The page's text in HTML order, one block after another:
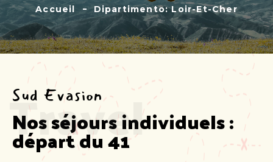
Accueil Dipartimento: Loir-Et-Cher
Travel
Sud Evasion
Nos séjours individuels :
départ du 41